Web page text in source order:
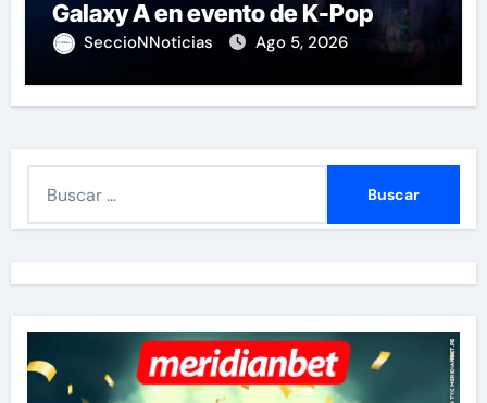
Galaxy A en evento de K-Pop
SeccioNNoticias Ago 5, 2026
r
: